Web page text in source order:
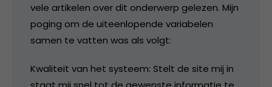
vele artikelen over dit onderwerp gelezen. Mijn
poging om de uiteenlopende variabelen
samen te vatten was als volgt:
Kwaliteit van het systeem: Stelt de site mij in